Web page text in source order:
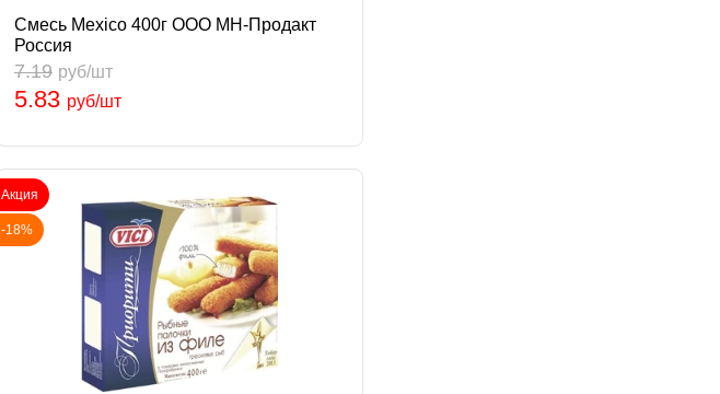
Смесь Mexico 400г ООО МН-Продакт
Россия
5.83 руб/шт
7.19 руб/шт
Акция
-18%